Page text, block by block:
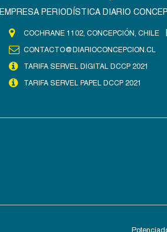
EMPRESA PERIODÍSTICA DIARIO
COCHRANE 1102, CONCEPCIÓN, CHILE
CONTACTO@DIARIOCONCEPCION.CL
TARIFA SERVEL DIGITAL DCCP 2021
TARIFA SERVEL PAPEL DCCP 2021